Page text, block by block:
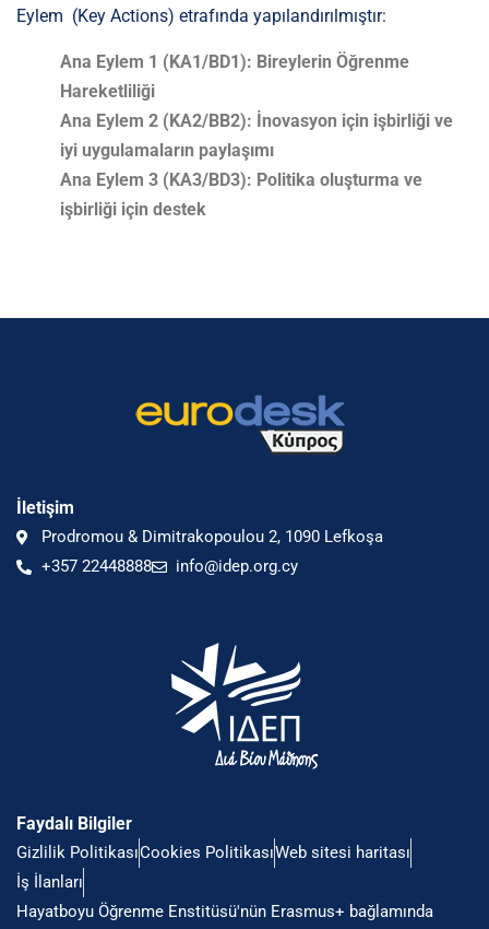
Eylem (Key Actions) etrafında yapılandırılmıştır:
Ana Eylem 1 (KA1/BD1): Bireylerin Öğrenme
Hareketliliği
Ana Eylem 2 (KA2/BB2): İnovasyon için işbirliği ve
iyi uygulamaların paylaşımı
Ana Eylem 3 (KA3/BD3): Politika oluşturma ve
işbirliği için destek
İletişim
Prodromou & Dimitrakopoulou 2, 1090 Lefkoşa
+357 22448888
info@idep.org.cy
Faydalı Bilgiler
Gizlilik PolitikasıCookies PolitikasıWeb sitesi haritası
İş İlanları
Hayatboyu Öğrenme Enstitüsü'nün Erasmus+ bağlamında